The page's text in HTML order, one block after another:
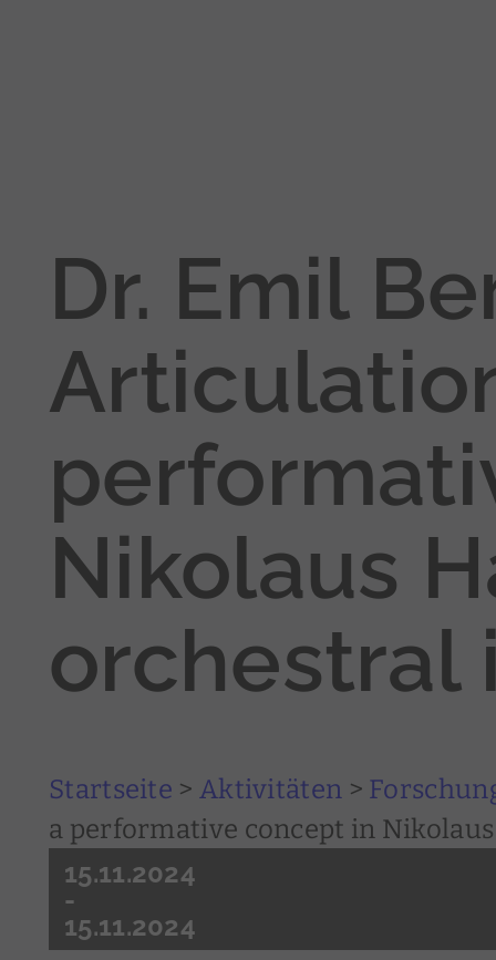
Dr. Emil
Nikolaus
orchestral
Startseite > Aktivitäten >
a performative concept in
15.11.2024
-
15.11.2024